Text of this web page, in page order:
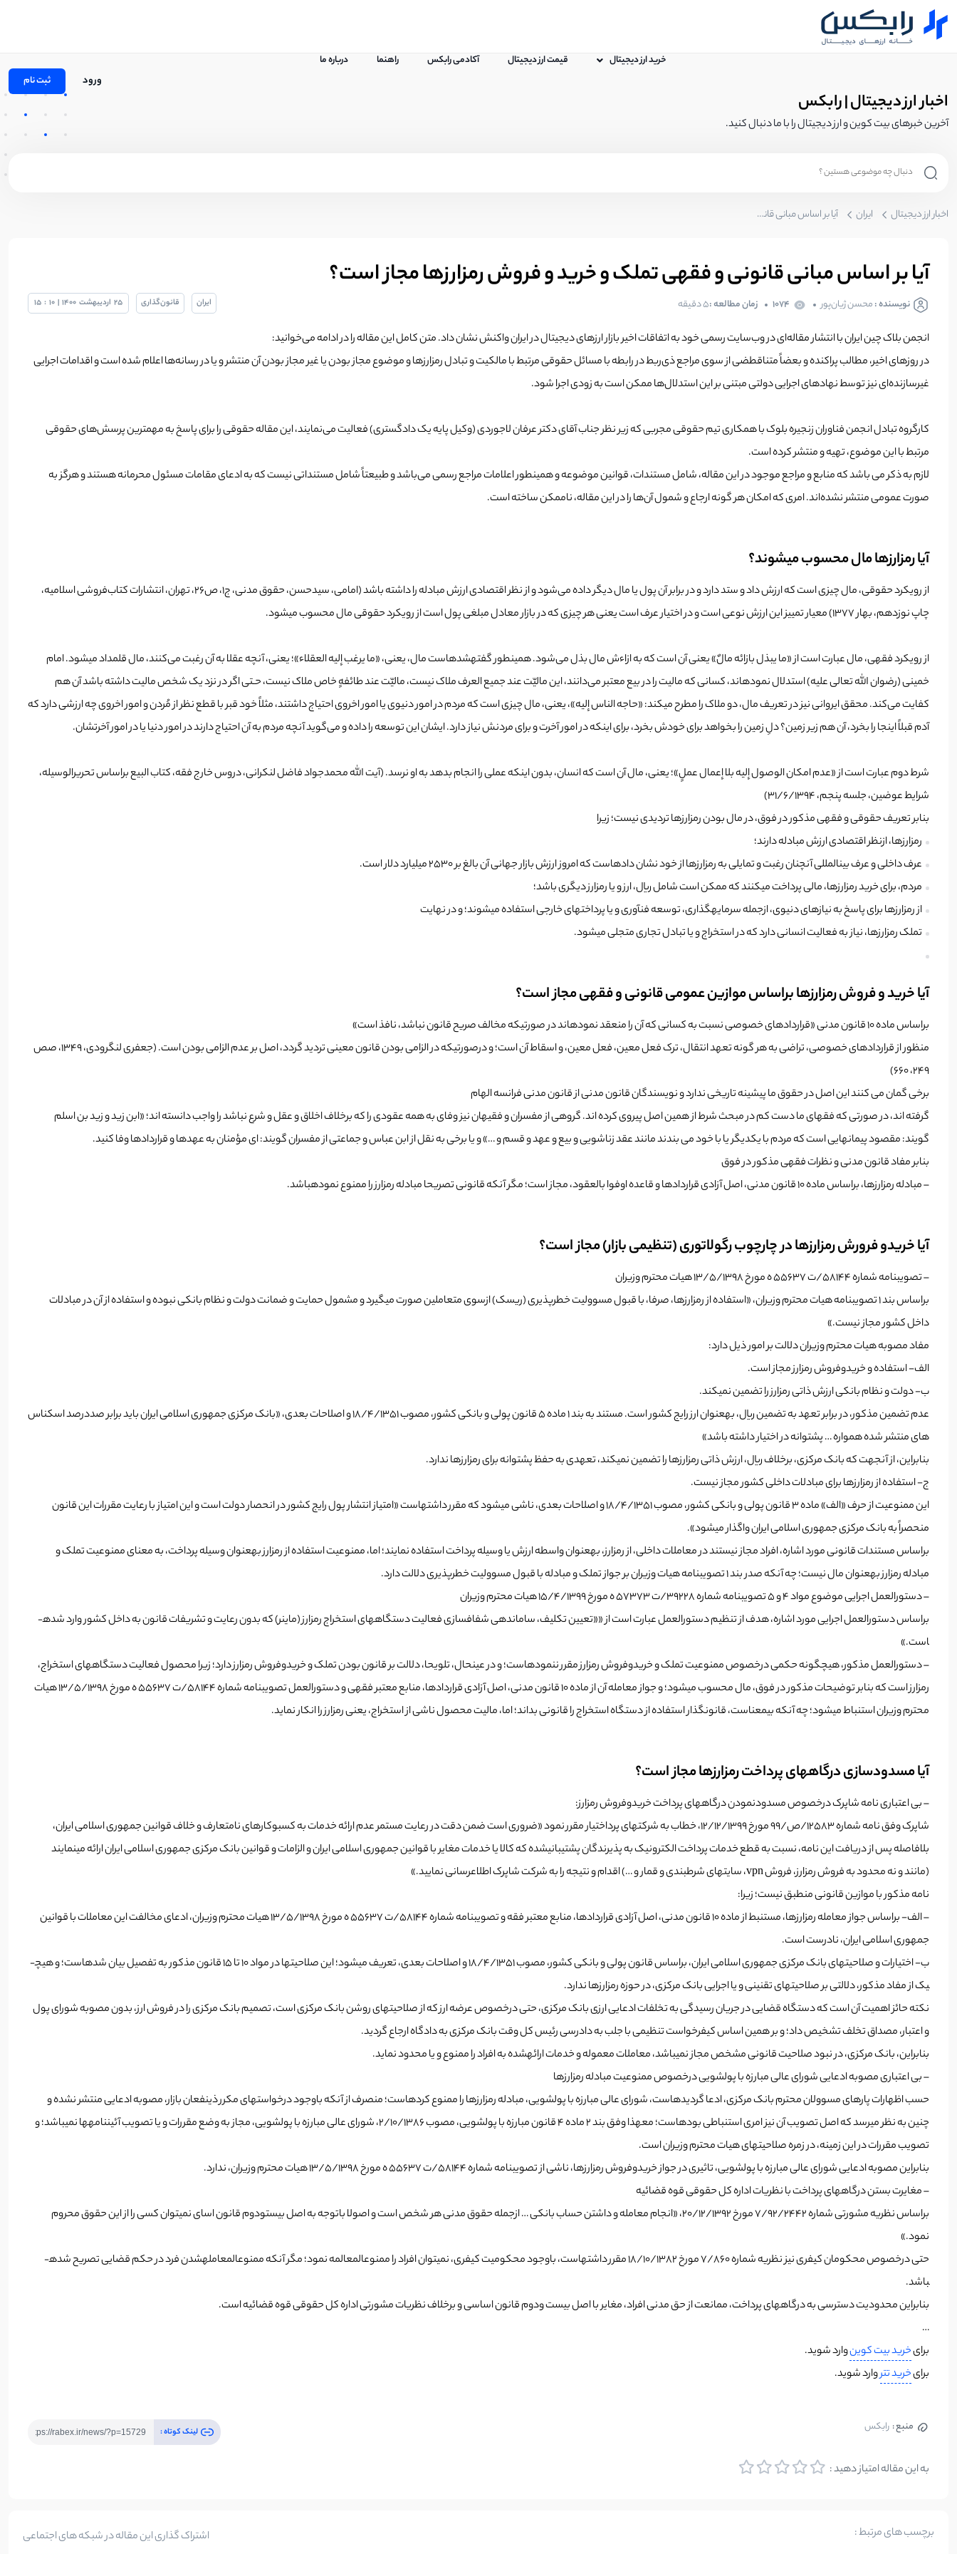
خرید ارز دیجیتال قیمت ارز دیجیتال آکادمی رابکس راهنما درباره ما
ورود ثبت نام
اخبار ارز دیجیتال | رابکس
آخرین خبرهای بیت کوین و ارز دیجیتال را با ما دنبال کنید.
اخبار ارز دیجیتال ایران آیا بر اساس مبانی قانونی و فقهی تملک و خرید و فروش رمزارزها مجاز است؟
آیا بر اساس مبانی قانونی و فقهی تملک و خرید و فروش رمزارزها مجاز است؟
نویسنده :محسن ژیان‌پور 1074 زمان مطالعه :۵ دقیقه ایران قانون‌گذاری 25 اردیبهشت 1400
|
10
:
15
انجمن بلاک چین ایران با انتشار مقاله‌ای در وب‌سایت رسمی خود به اتفاقات اخیر بازار ارزهای دیجیتال در ایران واکنش نشان داد. متن کامل این مقاله را در ادامه می‌خوانید:
در روزهای اخیر، مطالب پراکنده‌ و بعضاً متناقطضی از سوی مراجع ذی‌ربط در رابطه با مسائل حقوقی مرتبط با مالکیت و تبادل رمزارزها و موضوع مجاز بودن یا غیر مجاز بودن آن منتشر و یا در رسانه‌ها اعلام شده است و اقدامات اجرایی
غیرسازنده‌ای نیز توسط نهادهای اجرایی دولتی مبتنی بر این استدلال‌ها ممکن است به زودی اجرا شود.
کارگروه تبادل انجمن فناوران زنجیره بلوک با همکاری تیم حقوقی مجربی که زیر نظر جناب آقای دکتر عرفان لاجوردی (وکیل پایه یک دادگستری) فعالیت می‌نمایند، این مقاله حقوقی را برای پاسخ به مهمترین پرسش‌های حقوقی
مرتبط با این موضوع، تهیه و منتشر کرده است.
لازم به ذکر می باشد که منابع و مراجع موجود در این مقاله، شامل مستندات، قوانین موضوعه و همینطور اعلامات مراجع رسمی می‌باشد و طبیعتاً شامل مستنداتی نیست که به ادعای مقامات مسئول محرمانه هستند و هرگز به
صورت عمومی منتشر نشده‌اند. امری که امکان هر گونه ارجاع و شمول آن‌ها را در این مقاله، ناممکن ساخته است.
آیا رمزارزها مال محسوب می­شوند؟
از رویکرد حقوقی، مال چیزی است که ارزش داد و ستد دارد و در برابر آن پول یا مال دیگر داده می‌شود و از نظر اقتصادی ارزش مبادله را داشته باشد (امامی، سیدحسن، حقوق مدنی، ج۱، ص۲۶، تهران، انتشارات کتاب‌فروشی اسلامیه،
چاپ نوزدهم، بهار ۱۳۷۷) معیار تمییز این ارزش نوعی است و در اختیار عرف است یعنی هر چیزی که در بازار معادل مبلغی پول است از رویکرد حقوقی مال محسوب می­شود.
از رویکرد فقهی، مال عبارت است از «ما یبذل بازائه مالٌ» یعنی آن است که به ازاءش مال بذل می‌شود. همین­طور گفته­شده­است مال، یعنی، «ما یرغب إلیه العقلاء»؛ یعنی، آن­چه عقلا به آن رغبت می‌کنند، مال قلمداد می­شود. امام
خمینی (رضوان الله تعالی علیه) استدلال نموده­اند، کسانی که مالیت را در بیع معتبر می‌دانند، این مالیّت عند جمیع العرف ملاک نیست، مالیّت عند طائفهٍ خاص ملاک نیست، حـتی اگر در نزد یک شخص مالیت داشته باشد آن هم
کفایت می‌کند. محقق ایروانی نیز در تعریف مال، دو ملاک را مطرح می­کند: «حاجه الناس إلیه»، یعنی، مال چیزی است که مردم در امور دنیوی یا امور اخروی احتیاج داشتند، مثلاً خود قبر با قطع نظر از مُردن و امور اخروی چه ارزشی دارد که
آدم قبلاً اینجا را بخرد، آن هم زیر زمین؟ دلِ زمین را بخواهد برای خودش بخرد، برای اینکه در امور آخرت و برای مردنش نیاز دارد. ایشان این توسعه را داده و می‌گوید آنچه مردم به آن احتیاج دارند در امور دنیا یا در امور آخرتشان.
شرط دوم عبارت است از «عدم امکان الوصول إلیه بلا إعمال عملٍ»؛ یعنی، مال آن است که انسان، بدون اینکه عملی را انجام بدهد به او نرسد. (آیت الله محمدجواد فاضل لنکرانی، دروس خارج فقه، کتاب البیع براساس تحریرالوسیله،
شرایط عوضین، جلسه­ پنجم، ۳۱/۶/۱۳۹۴)
بنابر تعریف حقوقی و فقهی مذکور در فوق، در مال بودن رمزارزها تردیدی نیست؛ زیرا
رمزارزها، ازنظر اقتصادی ارزش مبادله دارند؛
عرف داخلی و عرف بین­المللی آن­چنان رغبت و تمایلی به رمزارزها از خود نشان داده­است که امروز ارزش بازار جهانی آن بالغ بر ۲۵۳۰ میلیارد دلار است.
مردم، برای خرید رمزارزها، مالی پرداخت می­کنند که ممکن است شامل ریال، ارز و یا رمزارز دیگری باشد؛
از رمزارزها برای پاسخ به نیازهای دنیوی، ازجمله سرمایه­گذاری، توسعه­ فن­آوری و یا پرداخت­های خارجی استفاده می­شوند؛ و در نهایت
تملک رمزارزها، نیاز به فعالیت انسانی دارد که در استخراج و یا تبادل تجاری متجلی می­شود.
آیا خرید و فروش رمزارزها براساس موازین عمومی قانونی و فقهی مجاز است؟
براساس ماده­ ۱۰ قانون مدنی «قراردادهای خصوصی نسبت به کسانی که آن را منعقد نموده­اند در صورتی­که مخالف صریح قانون نباشد، نافذ است»
منظور از قراردادهای خصوصی، تراضی به هر گونه تعهد انتقال، ترک فعل معین، فعل معین، و اسقاط آن است؛ و درصورتی­که در الزامی بودن قانون معینی تردید گردد، اصل بر عدم الزامی بودن است. (جعفری لنگرودی، ۱۳۴۹، صص
۲۴۹، ۶۶۰)
برخی گمان می کنند این اصل در حقوق ما پیشینه تاریخی ندارد و نویسندگان قانون مدنی از قانون مدنی فرانسه الهام
گرفته اند، در صورتی که فقهای ما دست کم در مبحث شرط از همین اصل پیروی کرده اند. گروهی از مفسران و فقیهان نیز وفای به همه عقودی را که برخلاف اخلاق و عقل و شرع نباشد را واجب دانسته اند؛ «ابن زید و زید بن اسلم
گویند: مقصود پیمان­هایی است که مردم با یکدیگر یا با خود می بندند مانند عقد زناشویی و بیع و عهد و قسم و …» و یا برخی به نقل از ابن عباس و جماعتی از مفسران گویند: ای مؤمنان به عهدها و قراردادها وفا کنید.
بنابر مفاد قانون مدنی و نظرات فقهی مذکور در فوق
– مبادله­ رمزارزها، براساس ماده­ ۱۰ قانون مدنی، اصل آزادی قراردادها و قاعده­ اوفوا بالعقود، مجاز است؛ مگر آن­که قانونی تصریحا مبادله­ رمزارز را ممنوع نموده­باشد.
آیا خریدو فرورش رمزارزها در چارچوب رگولاتوری (تنظیمی بازار) مجاز است؟
– تصویب­نامه­ شماره­ ۵۸۱۴۴/ت ۵۵۶۳۷ ه مورخ ۱۳/۵/۱۳۹۸ هیات محترم وزیران
براساس بند ۱ تصویب­نامه­ هیات محترم وزیران، «استفاده از رمزارزها، صرفا، با قبول مسوولیت خطرپذیری (ریسک) ازسوی متعاملین صورت می­گیرد و مشمول حمایت و ضمانت دولت و نظام بانکی نبوده و استفاده از آن در مبادلات
داخل کشور مجاز نیست.»
مفاد مصوبه­ هیات محترم وزیران دلالت بر امور ذیل دارد:
الف- استفاده و خریدوفروش رمزارز مجاز است.
ب- دولت و نظام بانکی ارزش ذاتی رمزارز را تضمین نمی­کند.
عدم تضمین مذکور، در برابر تعهد به تضمین ریال، به­عنوان ارز رایج کشور است. مستند به بند ۱ ماده­ ۵ قانون پولی و بانکی کشور، مصوب ۱۸/۴/۱۳۵۱ و اصلاحات بعدی، «بانک مرکزی جمهوری اسلامی ایران باید برابر صددرصد اسکناس
های منتشر شده همواره … پشتوانه در اختیار داشته باشد»
بنابراین، از آن­جهت که بانک مرکزی، برخلاف ریال، ارزش ذاتی رمزارزها را تضمین نمی­کند، تعهدی به حفظ پشتوانه برای رمزارزها ندارد.
ج- استفاده از رمزارزها برای مبادلات داخلی کشور مجاز نیست.
این ممنوعیت از حرف «الف» ماده­ ۳ قانون پولی و بانکی کشور، مصوب ۱۸/۴/۱۳۵۱ و اصلاحات بعدی، ناشی می­شود که مقرر داشته­است «امتیاز انتشار پول رایج کشور در انحصار دولت است و این امتیاز با رعایت مقررات این قانون
منحصراً به بانک مرکزی جمهوری اسلامی ایران واگذار می­شود».
براساس مستندات قانونی مورد اشاره، افراد مجاز نیستند در معاملات داخلی، از رمزارز، به­عنوان واسطه­ ارزش یا وسیله­ پرداخت استفاده نمایند؛ اما، ممنوعیت استفاده از رمزارز به­عنوان وسیله­ پرداخت، به معنای ممنوعیت تملک و
مبادله­ رمزارز به­عنوان مال نیست؛ چه آن­که صدر بند ۱ تصویب­نامه­ هیات وزیران بر جواز تملک و مبادله با قبول مسوولیت خطرپذیری دلالت دارد.
– دستورالعمل اجرایی موضوع مواد ۴ و ۵ تصویب­نامه­ شماره­ ۳۹۲۲۸/ت ۵۷۳۷۳ ه مورخ ۱۵/۴/۱۳۹۹ هیات محترم وزیران
براساس دستورالعمل اجرایی مورد اشاره، هدف از تنظیم دستورالعمل عبارت است از ««تعیین تکلیف، ساماندهی شفاف­سازی فعالیت دستگاه­های استخراج رمزارز (ماینر) که بدون رعایت و تشریفات قانون به داخل کشور وارد شده­
است.»
– دستورالعمل مذکور، هیچ­گونه حکمی درخصوص ممنوعیت تملک و خریدوفروش رمزارز مقرر ننموده­است؛ و در عین­حال، تلویحا، دلالت بر قانون بودن تملک و خریدوفروش رمزارز دارد؛ زیرا محصول فعالیت دستگاه­های استخراج،
رمزارز است که بنابر توضیحات مذکور در فوق، مال محسوب می­شود؛ و جواز معامله­ آن از ماده­ ۱۰ قانون مدنی، اصل آزادی قراردادها، منابع معتبر فقهی و دستورالعمل تصویب­نامه­ شماره­ ۵۸۱۴۴/ت ۵۵۶۳۷ ه مورخ ۱۳/۵/۱۳۹۸ هیات
محترم وزیران استنباط می­شود؛ چه آن­که بی­معناست، قانون­گذار استفاده از دستگاه استخراج را قانونی بداند؛ اما، مالیت محصول ناشی از استخراج، یعنی رمزارز را انکار نماید.
آیا مسدودسازی درگاه­های پرداخت رمزارزها مجاز است؟
– بی ­اعتباری نامه­ شاپرک درخصوص مسدودنمودن درگاه­های پرداخت خریدوفروش رمزارز:
شاپرک وفق نامه­ شماره­ ۱۲۵۸۳/ص/۹۹ مورخ ۱۲/۱۲/۱۳۹۹، خطاب به شرکت­های پرداخت­یار مقرر نمود «ضروری است ضمن دقت در رعایت مستمر عدم ارائه­ خدمات به کسب­وکارهای نامتعارف و خلاف قوانین جمهوری اسلامی ایران،
بلافاصله پس از دریافت این نامه، نسبت به قطع خدمات پرداخت الکترونیک به پذیرندگان پشتیبانی­شده که کالا یا خدمات مغایر با قوانین جمهوری اسلامی ایران و الزامات و قوانین بانک مرکزی جمهوری اسلامی ایران ارائه می­نمایند
(مانند و نه محدود به فروش رمزارز، فروش vpn، سایت­های شرط­بندی و قمار و …) اقدام و نتیجه را به شرکت شاپرک اطلاع­رسانی نمایید.»
نامه­ مذکور با موازین قانونی منطبق نیست؛ زیرا:
– الف- براساس جواز معامله­ رمزارزها، مستنبط از ماده­ ۱۰ قانون مدنی، اصل آزادی قراردادها، منابع معتبر فقه و تصویب­نامه­ شماره­ ۵۸۱۴۴/ت ۵۵۶۳۷ ه مورخ ۱۳/۵/۱۳۹۸ هیات محترم وزیران، ادعای مخالفت این معاملات با قوانین
جمهوری اسلامی ایران، نادرست است.
ب- اختیارات و صلاحیت­های بانک مرکزی جمهوری اسلامی ایران، براساس قانون پولی و بانکی کشور، مصوب ۱۸/۴/۱۳۵۱ و اصلاحات بعدی، تعریف می­شود؛ این صلاحیت­ها در مواد ۱۰ تا ۱۵ قانون مذکور به تفصیل بیان شده­است؛ و هیچ­
یک از مفاد مذکور، دلالتی بر صلاحیت­های تقنینی و یا اجرایی بانک مرکزی، در حوزه­ رمزارزها ندارد.
نکته حائز اهمیت آن است که دستگاه قضایی در جریان رسیدگی به تخلفات ادعایی ارزی بانک مرکزی، حتی درخصوص عرضه­ ارز که از صلاحیت­های روشن بانک مرکزی است، تصمیم بانک مرکزی را در فروش ارز، بدون مصوبه­ شورای پول
و اعتبار، مصداق تخلف تشخیص داد؛ و بر همین اساس کیفرخواست تنظیمی با جلب به دادرسی رئیس کل وقت بانک مرکزی به دادگاه ارجاع گردید.
بنابراین، بانک مرکزی، در نبود صلاحیت قانونی مشخص مجاز نمی­باشد، معاملات معموله و خدمات ارائه­شده به افراد را ممنوع و یا محدود نماید.
– بی ­اعتباری مصوبه­ ادعایی شورای عالی مبارزه با پولشویی درخصوص ممنوعیت مبادله­ رمزارزها
حسب اظهارات پاره­ای مسوولان محترم بانک مرکزی، ادعا گردیده­است، شورای عالی­ مبارزه با پولشویی، مبادله­ رمزارزها را ممنوع کرده­است؛ منصرف از آن­که باوجود درخواست­های مکرر ذی­نفعان بازار، مصوبه­ ادعایی منتشر نشده و
چنین به نظر می­رسد که اصل تصویب آن نیز امری استنباطی بوده­است؛ معهذا وفق بند ۲ ماده­ ۴ قانون مبارزه با پولشویی، مصوب ۲/۱۰/۱۳۸۶، شورای عالی مبارزه با پولشویی، مجاز به وضع مقررات و یا تصویب آئین­نامه­ها نمی­باشد؛ و
تصویب مقررات در این زمینه، در زمره­ صلاحیت­های هیات محترم وزیران است.
بنابراین مصوبه­ ادعایی شورای عالی مبارزه با پولشویی، تاثیری در جواز خریدوفروش رمزارزها، ناشی از تصویب­نامه­ شماره­ ۵۸۱۴۴/ت ۵۵۶۳۷ ه مورخ ۱۳/۵/۱۳۹۸ هیات محترم وزیران، ندارد.
– مغایرت بستن درگاه­های پرداخت با نظریات اداره­ کل حقوقی قوه­ قضائیه
براساس نظریه­ مشورتی شماره­ ۷/۹۲/۲۴۴۲ مورخ ۲۰/۱۲/۱۳۹۲، «انجام معامله و داشتن حساب بانکی … ازجمله حقوق مدنی هر شخص است و اصولا باتوجه به اصل بیست­ودوم قانون اسای نمی­توان کسی را از این حقوق محروم
نمود.»
حتی درخصوص محکومان کیفری نیز نظریه­ شماره­ ۷/۸۶۰ مورخ ۱۸/۱۰/۱۳۸۲ مقرر داشته­است، باوجود محکومیت کیفری، نمی­توان افراد را ممنوع­المعالمه نمود؛ مگر آن­که ممنوع­المعامله­شدن فرد در حکم قضایی تصریح شده­
باشد.
بنابراین محدودیت دسترسی به درگاه­های پرداخت، ممانعت از حق مدنی افراد، مغایر با اصل بیست ­ودوم قانون اساسی و برخلاف نظریات مشورتی اداره­ کل حقوقی قوه­ قضائیه است.
…
برایخرید بیت کوینوارد شوید.
برایخرید تتروارد شوید.
منبع : رابکس
به این مقاله امتیاز دهید :
لینک کوتاه :
برچسب های مرتبط : اشتراک گذاری این مقاله در شبکه های اجتماعی